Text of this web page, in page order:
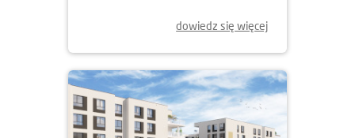
dowiedz się więcej